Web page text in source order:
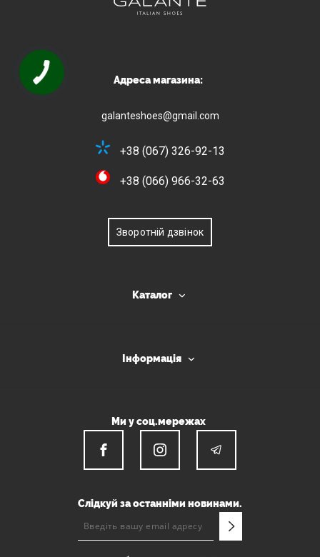
Адреса магазина:
galanteshoes@gmail.com
+38 (067) 326-92-13
+38 (066) 966-32-63
Зворотній дзвінок
Каталог
Інформація
Ми у соц.мережах
Слідкуй за останніми новинами.